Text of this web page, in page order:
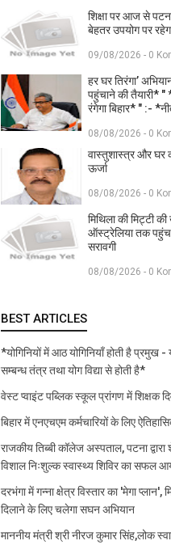
शिक्षा पर आज से
बेहतर उपयोग पर
09/08/2026 - 0
हर घर तिरंगा’
पहुंचाने की तैयारी* "
रंगेगा बिहार* " :-
08/08/2026 - 0
वास्तुशास्त्र और घर
ऊर्जा
08/08/2026 - 0
मिथिला की मिट्टी
ऑस्ट्रेलिया तक
सरावगी
08/08/2026 - 0
BEST ARTICLES
*योगिनियों में आठ योगिनियाँ होती है प्रमुख -
सम्बन्ध तंत्र तथा योग विद्या से होती है*
वेस्ट प्वाइंट पब्लिक स्कूल प्रांगण में शिक्षक
बिहार में एनएचएम कर्मचारियों के लिए
राजकीय तिब्बी कॉलेज अस्पताल, पटना
विशाल निःशुल्क स्वास्थ्य शिविर का सफल
दरभंगा में गन्ना क्षेत्र विस्तार का 'मेगा प्लान',
दिलाने के लिए चलेगा सघन अभियान
माननीय मंत्री श्री नीरज कुमार सिंह,लोक